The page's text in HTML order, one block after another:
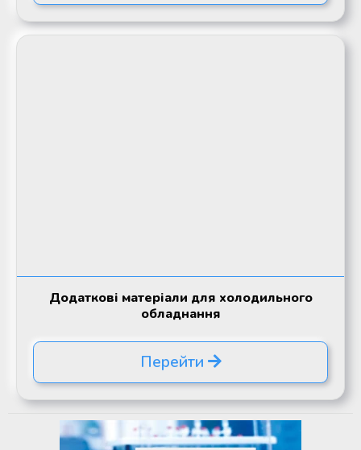
Додаткові матеріали для холодильного
обладнання
Перейти